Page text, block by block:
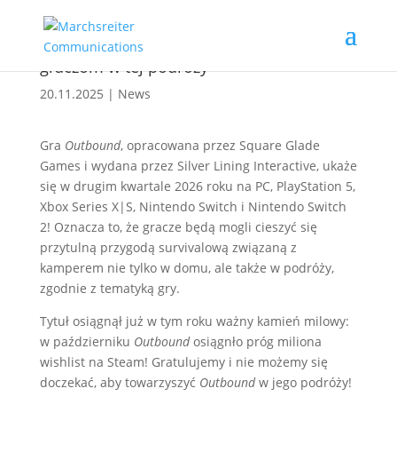
Outbound ukaże się w drugim kwartale
2026 roku, a my będziemy towarzyszyć
graczom w tej podróży
20.11.2025 | News
Gra Outbound, opracowana przez Square Glade
Games i wydana przez Silver Lining Interactive, ukaże
się w drugim kwartale 2026 roku na PC, PlayStation 5,
Xbox Series X|S, Nintendo Switch i Nintendo Switch
2! Oznacza to, że gracze będą mogli cieszyć się
przytulną przygodą survivalową związaną z
kamperem nie tylko w domu, ale także w podróży,
zgodnie z tematyką gry.
Tytuł osiągnął już w tym roku ważny kamień milowy:
w październiku Outboundosiągnło próg miliona
wishlist na Steam! Gratulujemy i nie możemy się
doczekać, aby towarzyszyć Outboundw jego podróży!